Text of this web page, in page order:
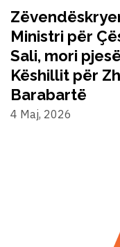
Ministri për
Sali, mori
Këshillit për
Barabartë
4 Maj, 2026